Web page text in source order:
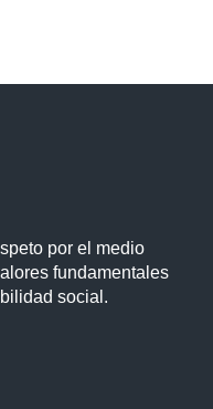
por el medio
fundamentales
social.